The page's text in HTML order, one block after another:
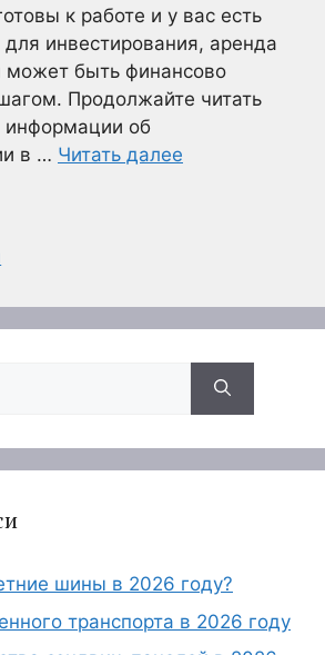
к работе и у вас есть
инвестирования, аренда
быть финансово
Продолжайте читать
информации об
в … Читать далее
шины в 2026 году?
транспорта в 2026 году